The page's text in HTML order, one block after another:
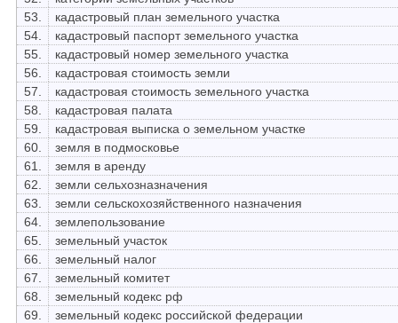
53.
кадастровый план земельного участка
54.
кадастровый паспорт земельного участка
55.
кадастровый номер земельного участка
56.
кадастровая стоимость земли
57.
кадастровая стоимость земельного участка
58.
кадастровая палата
59.
кадастровая выписка о земельном участке
60.
земля в подмосковье
61.
земля в аренду
62.
земли сельхозназначения
63.
земли сельскохозяйственного назначения
64.
землепользование
65.
земельный участок
66.
земельный налог
67.
земельный комитет
68.
земельный кодекс рф
69.
земельный кодекс российской федерации